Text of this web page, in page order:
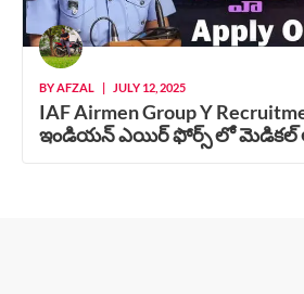
BYAFZAL JULY 12, 2025
IAF Airmen Group Y
ఇండియన్ ఎయిర్ ఫోర్స్ లో మెడికల్